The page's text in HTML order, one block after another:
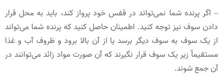
– اگر پرنده شما نمی‌تواند در قفس خود پرواز کند، باید به محل قرار
دادن سوف نیز توجه کنید. اطمینان حاصل کنید که پرنده شما می‌تواند
از یک سوف به سوف دیگر برسد یا از آن بالا برود و ظروف آب و غذا
مستقیماً زیر یک سوف قرار نگیرند که آن صورت مواد زائد می‌توانند در
آن جمع شوند.